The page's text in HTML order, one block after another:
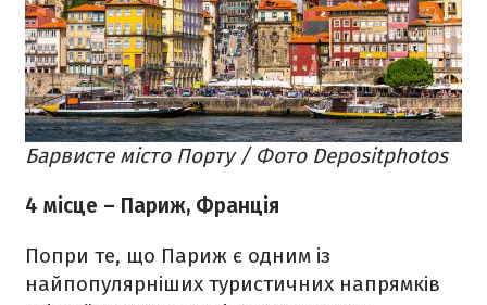
Барвисте місто Порту / Фото Depositphotos
4 місце – Париж, Франція
Попри те, що Париж є одним із
найпопулярніших туристичних напрямків